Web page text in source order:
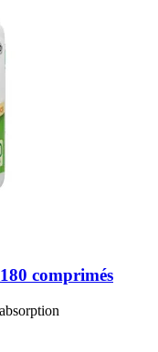
comprimés